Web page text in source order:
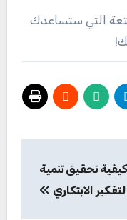
التي ستساعدك
كيفية تحقيق تنمية
الابتكاري